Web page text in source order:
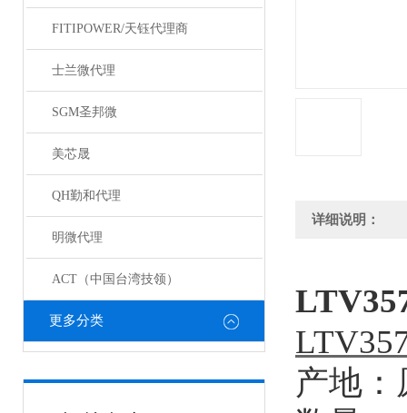
FITIPOWER/天钰代理商
士兰微代理
SGM圣邦微
美芯晟
QH勤和代理
明微代理
ACT（中国台湾技领）
更多分类
详细说明：
产地：